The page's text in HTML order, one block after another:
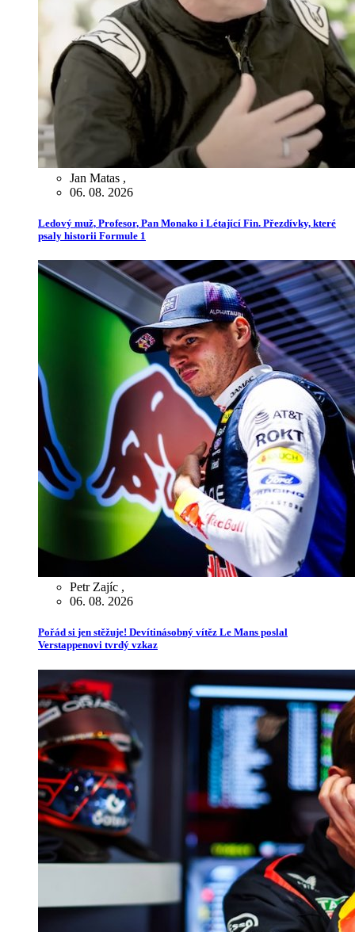
Jan Matas ,
06. 08. 2026
Ledový muž, Profesor, Pan Monako i Létající Fin. Přezdívky, které
psaly historii Formule 1
Petr Zajíc ,
06. 08. 2026
Pořád si jen stěžuje! Devítinásobný vítěz Le Mans poslal
Verstappenovi tvrdý vzkaz